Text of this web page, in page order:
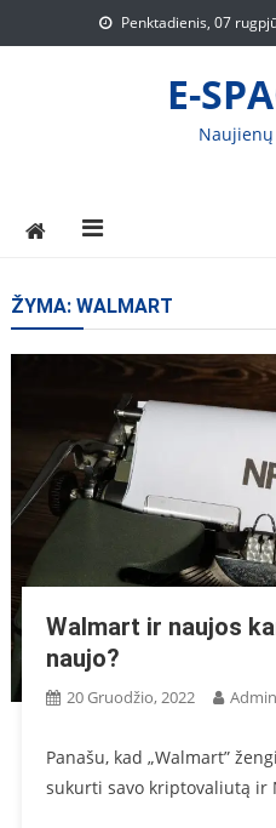
to
Penktadienis, 07
E-
ŽYMA: WALMART
Walmart ir naujos
naujo?
20 Gruodžio, 2022 Admin
Panašu, kad „Walmart”
sukurti savo kriptovaliutą ir